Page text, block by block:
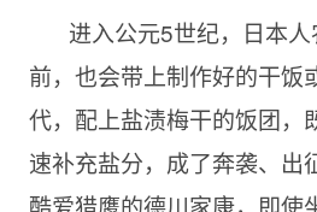
进入公元5世纪，日本
前，也会带上制作好的干饭
代，配上盐渍梅干的饭团，
速补充盐分，成了奔袭、出